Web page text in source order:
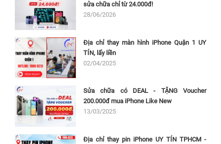
sửa chữa chỉ từ 24.000đ!
28/06/2026
Địa chỉ thay màn hình iPhone Quận 1 UY
TÍN, lấy liền
02/04/2025
Sửa chữa có DEAL - TẶNG Voucher
200.000đ mua iPhone Like New
13/03/2025
Địa chỉ thay pin iPhone UY TÍN TPHCM -